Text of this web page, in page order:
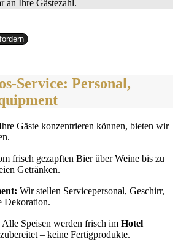
an Ihre Gästezahl.
Service: Personal,
Gäste konzentrieren können, bieten wir
frisch gezapften Bier über Weine bis zu
Getränken.
Wir stellen Servicepersonal, Geschirr,
Dekoration.
Alle Speisen werden frisch im Hotel
zubereitet – keine Fertigprodukte.